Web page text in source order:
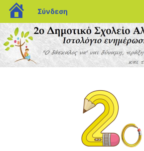
blogs.sch.gr
Σύνδεση
Μετάβαση
στο
περιεχόμενο